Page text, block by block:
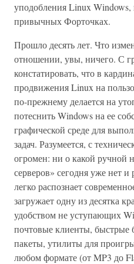
уподобления Linux Windows,
привычных Форточках.
Прошло десять лет. Что
отношении, увы, ничего. С
констатировать, что в
продвижения Linux на
по-прежнему делается на
потеснить Windows на ее
графической среде для
задач. Разумеется, с
огромен: ни о какой ручной
серверов» сегодня уже нет
легко распознает
загружает одну из десятка
удобством не уступающих
почтовые клиенты, быстрые
пакеты, утилиты для
любом формате (от MP3 до